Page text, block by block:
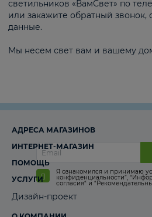
светильников «ВамСвет» по
или закажите обратный звонок,
данные.
Мы несем свет вам и вашему
Я ознакомился и принимаю
конфиденциальности”,
согласия“ и
АДРЕСА МАГАЗИНОВ
ИНТЕРНЕТ-МАГАЗИН
ПОМОЩЬ
УСЛУГИ
Дизайн-проект